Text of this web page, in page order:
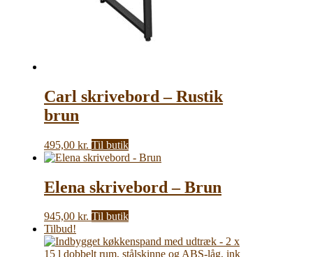
Carl skrivebord – Rustik
brun
495,00 kr. Til butik
Elena skrivebord – Brun
945,00 kr. Til butik
Tilbud!